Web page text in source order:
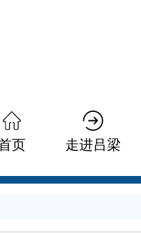
页 走进吕梁